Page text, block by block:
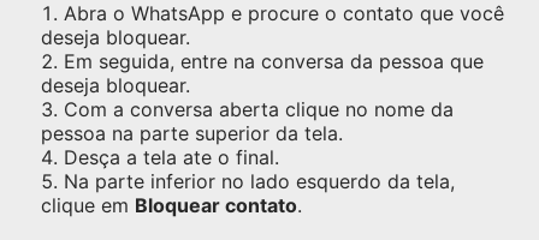
Abra o WhatsApp e procure o contato que você
deseja bloquear.
Em seguida, entre na conversa da pessoa que
deseja bloquear.
Com a conversa aberta clique no nome da
pessoa na parte superior da tela.
Desça a tela ate o final.
Na parte inferior no lado esquerdo da tela,
clique em Bloquear contato.